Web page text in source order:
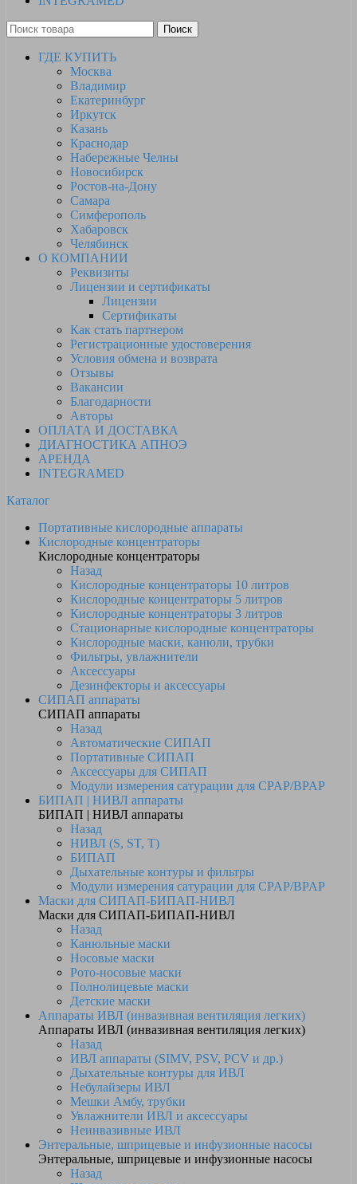
Поиск
ГДЕ КУПИТЬ
Москва
Владимир
Екатеринбург
Иркутск
Казань
Краснодар
Набережные Челны
Новосибирск
Ростов-на-Дону
Самара
Симферополь
Хабаровск
Челябинск
О КОМПАНИИ
Реквизиты
Лицензии и сертификаты
Лицензии
Сертификаты
Как стать партнером
Регистрационные удостоверения
Условия обмена и возврата
Отзывы
Вакансии
Благодарности
Авторы
ОПЛАТА И ДОСТАВКА
ДИАГНОСТИКА АПНОЭ
АРЕНДА
INTEGRAMED
Каталог
Портативные кислородные аппараты
Кислородные концентраторы
Кислородные концентраторы
Назад
Кислородные концентраторы 10 литров
Кислородные концентраторы 5 литров
Кислородные концентраторы 3 литров
Стационарные кислородные концентраторы
Кислородные маски, канюли, трубки
Фильтры, увлажнители
Аксессуары
Дезинфекторы и аксессуары
СИПАП аппараты
СИПАП аппараты
Назад
Автоматические СИПАП
Портативные СИПАП
Аксессуары для СИПАП
Модули измерения сатурации для CPAP/BPAP
БИПАП | НИВЛ аппараты
БИПАП | НИВЛ аппараты
Назад
НИВЛ (S, ST, T)
БИПАП
Дыхательные контуры и фильтры
Модули измерения сатурации для CPAP/BPAP
Маски для СИПАП-БИПАП-НИВЛ
Маски для СИПАП-БИПАП-НИВЛ
Назад
Канюльные маски
Носовые маски
Рото-носовые маски
Полнолицевые маски
Детские маски
Аппараты ИВЛ (инвазивная вентиляция легких)
Аппараты ИВЛ (инвазивная вентиляция легких)
Назад
ИВЛ аппараты (SIMV, PSV, PCV и др.)
Дыхательные контуры для ИВЛ
Небулайзеры ИВЛ
Мешки Амбу, трубки
Увлажнители ИВЛ и аксессуары
Неинвазивные ИВЛ
Энтеральные, шприцевые и инфузионные насосы
Энтеральные, шприцевые и инфузионные насосы
Назад